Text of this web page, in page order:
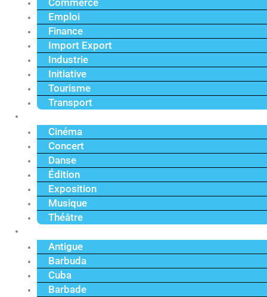
Commerce
Emploi
Finance
Import Export
Industrie
Initiative
Tourisme
Transport
Cinéma
Concert
Danse
Édition
Exposition
Musique
Théâtre
Antigue
Barbuda
Cuba
Barbade